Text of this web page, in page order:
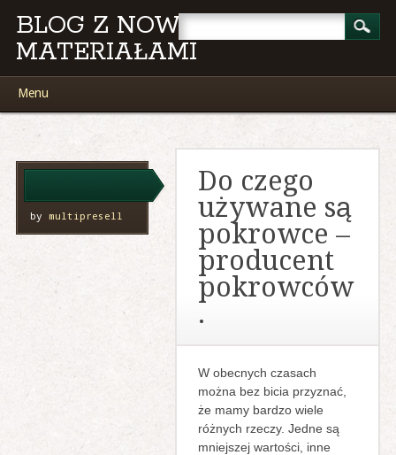
BLOG Z NOWYMI
MATERIAŁAMI
Main menu
to
Menu
by multipresell
Do czego
używane są
pokrowce –
producent
pokrowców
.
W obecnych czasach
można bez bicia przyznać,
że mamy bardzo wiele
różnych rzeczy. Jedne są
mniejszej wartości, inne